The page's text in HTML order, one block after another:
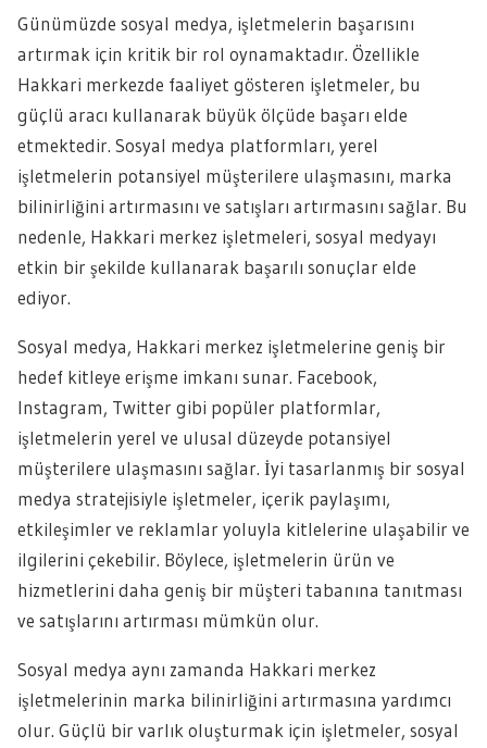
Günümüzde sosyal medya, işletmelerin başarısını
artırmak için kritik bir rol oynamaktadır. Özellikle
Hakkari merkezde faaliyet gösteren işletmeler, bu
güçlü aracı kullanarak büyük ölçüde başarı elde
etmektedir. Sosyal medya platformları, yerel
işletmelerin potansiyel müşterilere ulaşmasını, marka
bilinirliğini artırmasını ve satışları artırmasını sağlar. Bu
nedenle, Hakkari merkez işletmeleri, sosyal medyayı
etkin bir şekilde kullanarak başarılı sonuçlar elde
ediyor.
Sosyal medya, Hakkari merkez işletmelerine geniş bir
hedef kitleye erişme imkanı sunar. Facebook,
Instagram, Twitter gibi popüler platformlar,
işletmelerin yerel ve ulusal düzeyde potansiyel
müşterilere ulaşmasını sağlar. İyi tasarlanmış bir sosyal
medya stratejisiyle işletmeler, içerik paylaşımı,
etkileşimler ve reklamlar yoluyla kitlelerine ulaşabilir ve
ilgilerini çekebilir. Böylece, işletmelerin ürün ve
hizmetlerini daha geniş bir müşteri tabanına tanıtması
ve satışlarını artırması mümkün olur.
Sosyal medya aynı zamanda Hakkari merkez
işletmelerinin marka bilinirliğini artırmasına yardımcı
olur. Güçlü bir varlık oluşturmak için işletmeler, sosyal